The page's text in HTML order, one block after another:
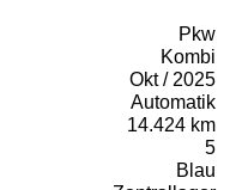
Pkw
Kombi
Okt / 2025
Automatik
14.424 km
5
Blau